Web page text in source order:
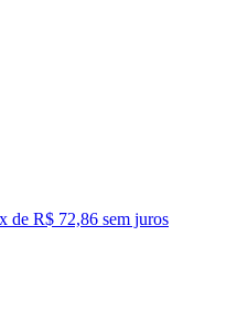
x de R$ 72,86 sem juros